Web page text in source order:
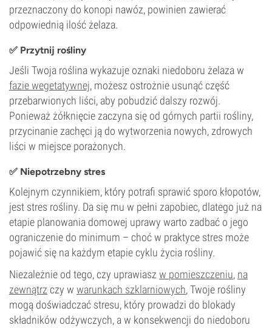
przeznaczony do konopi nawóz, powinien zawierać
odpowiednią ilość żelaza.
✅ Przytnij rośliny
Jeśli Twoja roślina wykazuje oznaki niedoboru żelaza w
fazie wegetatywnej, możesz ostrożnie usunąć część
przebarwionych liści, aby pobudzić dalszy rozwój.
Ponieważ żółknięcie zaczyna się od górnych partii rośliny,
przycinanie zachęci ją do wytworzenia nowych, zdrowych
liści w miejsce porażonych.
✅ Niepotrzebny stres
Kolejnym czynnikiem, który potrafi sprawić sporo kłopotów,
jest stres rośliny. Da się mu w pełni zapobiec, dlatego już na
etapie planowania domowej uprawy warto zadbać o jego
ograniczenie do minimum – choć w praktyce stres może
pojawić się na każdym etapie cyklu życia rośliny.
Niezależnie od tego, czy uprawiasz w pomieszczeniu, na
zewnątrz czy w warunkach szklarniowych, Twoje rośliny
mogą doświadczać stresu, który prowadzi do blokady
składników odżywczych, a w konsekwencji do niedoboru